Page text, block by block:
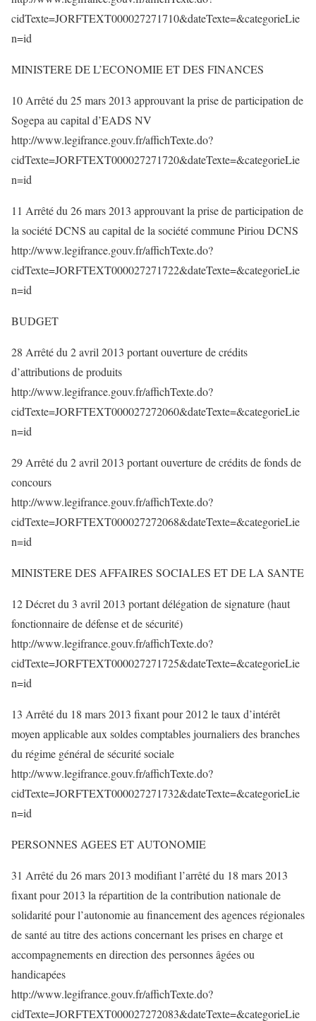
cidTexte=JORFTEXT000027271710&dateTexte=&categorieLie
n=id
MINISTERE DE L’ECONOMIE ET DES FINANCES
10 Arrêté du 25 mars 2013 approuvant la prise de participation de
Sogepa au capital d’EADS NV
http://www.legifrance.gouv.fr/affichTexte.do?
cidTexte=JORFTEXT000027271720&dateTexte=&categorieLie
n=id
11 Arrêté du 26 mars 2013 approuvant la prise de participation de
la société DCNS au capital de la société commune Piriou DCNS
http://www.legifrance.gouv.fr/affichTexte.do?
cidTexte=JORFTEXT000027271722&dateTexte=&categorieLie
n=id
BUDGET
28 Arrêté du 2 avril 2013 portant ouverture de crédits
d’attributions de produits
http://www.legifrance.gouv.fr/affichTexte.do?
cidTexte=JORFTEXT000027272060&dateTexte=&categorieLie
n=id
29 Arrêté du 2 avril 2013 portant ouverture de crédits de fonds de
concours
http://www.legifrance.gouv.fr/affichTexte.do?
cidTexte=JORFTEXT000027272068&dateTexte=&categorieLie
n=id
MINISTERE DES AFFAIRES SOCIALES ET DE LA SANTE
12 Décret du 3 avril 2013 portant délégation de signature (haut
fonctionnaire de défense et de sécurité)
http://www.legifrance.gouv.fr/affichTexte.do?
cidTexte=JORFTEXT000027271725&dateTexte=&categorieLie
n=id
13 Arrêté du 18 mars 2013 fixant pour 2012 le taux d’intérêt
moyen applicable aux soldes comptables journaliers des branches
du régime général de sécurité sociale
http://www.legifrance.gouv.fr/affichTexte.do?
cidTexte=JORFTEXT000027271732&dateTexte=&categorieLie
n=id
PERSONNES AGEES ET AUTONOMIE
31 Arrêté du 26 mars 2013 modifiant l’arrêté du 18 mars 2013
fixant pour 2013 la répartition de la contribution nationale de
solidarité pour l’autonomie au financement des agences régionales
de santé au titre des actions concernant les prises en charge et
accompagnements en direction des personnes âgées ou
handicapées
http://www.legifrance.gouv.fr/affichTexte.do?
cidTexte=JORFTEXT000027272083&dateTexte=&categorieLie